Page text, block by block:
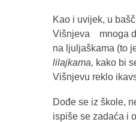
Kao i uvijek, u
Višnjeva mnoga
na ljuljaškama (to
lilajkama, kako bi
Višnjevu reklo
Dođe se iz škole,
ispiše se zadaća i